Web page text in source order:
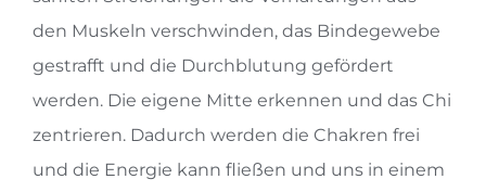
den Muskeln verschwinden, das Bindegewebe
gestrafft und die Durchblutung gefördert
werden. Die eigene Mitte erkennen und das Chi
zentrieren. Dadurch werden die Chakren frei
und die Energie kann fließen und uns in einem